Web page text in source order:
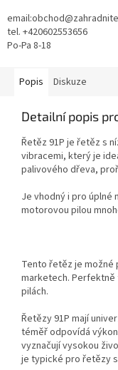
tel. +420602553656
Po-Pa 8-18
Popis Diskuze
Detailní popis
Řetěz 91P je řetěz s
vibracemi, který je
palivového dřeva,
Je vhodný i pro úplné
motorovou pilou
Tento řetěz je možné
marketech. Perfektně
pilách.
Řetězy 91P mají
téměř odpovídá
vyznačují vysokou
je typické pro řetězy